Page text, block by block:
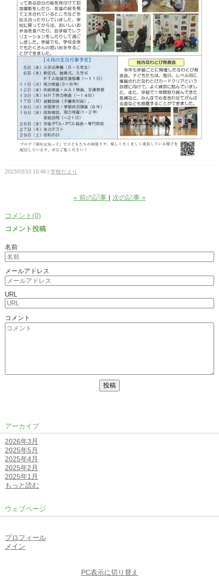
2023/03/10 16:48 学校だより
« 前の記事 次の記事 »
コメント(0)
コメント投稿
名前
メールアドレス
URL
コメント
アーカイブ
2026年3月
2025年5月
2025年4月
2025年2月
2025年1月
もっと読む
ウェブページ
プロフィール
メイン
PC表示に切り替え